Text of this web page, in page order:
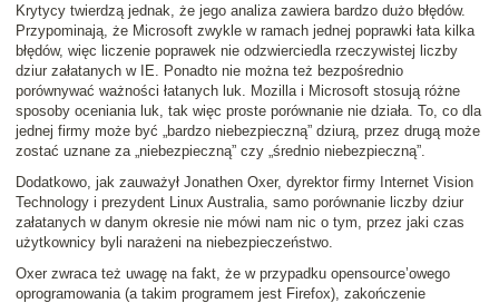
Krytycy twierdzą jednak, że jego analiza zawiera bardzo dużo błędów.
Przypominają, że Microsoft zwykle w ramach jednej poprawki łata kilka
błędów, więc liczenie poprawek nie odzwierciedla rzeczywistej liczby
dziur załatanych w IE. Ponadto nie można też bezpośrednio
porównywać ważności łatanych luk. Mozilla i Microsoft stosują różne
sposoby oceniania luk, tak więc proste porównanie nie działa. To, co dla
jednej firmy może być „bardzo niebezpieczną” dziurą, przez drugą może
zostać uznane za „niebezpieczną” czy „średnio niebezpieczną”.
Dodatkowo, jak zauważył Jonathen Oxer, dyrektor firmy Internet Vision
Technology i prezydent Linux Australia, samo porównanie liczby dziur
załatanych w danym okresie nie mówi nam nic o tym, przez jaki czas
użytkownicy byli narażeni na niebezpieczeństwo.
Oxer zwraca też uwagę na fakt, że w przypadku opensource’owego
oprogramowania (a takim programem jest Firefox), zakończenie